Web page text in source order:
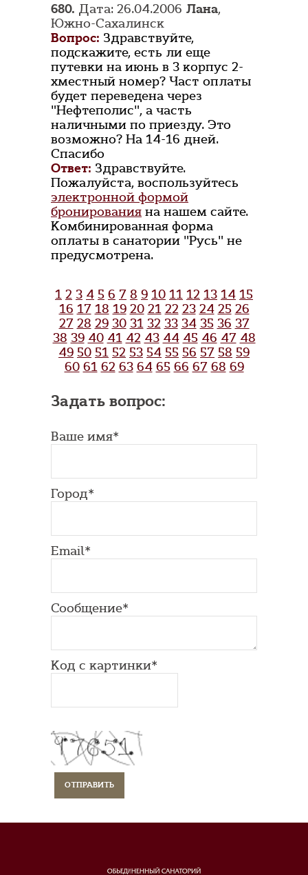
680. Дата: 26.04.2006 Лана,
Южно-Сахалинск
Вопрос: Здравствуйте,
подскажите, есть ли еще
путевки на июнь в 3 корпус 2-
хместный номер? Част оплаты
будет переведена через
"Нефтеполис", а часть
наличными по приезду. Это
возможно? На 14-16 дней.
Спасибо
Ответ: Здравствуйте.
Пожалуйста, воспользуйтесь
электронной формой
бронирования на нашем сайте.
Комбинированная форма
оплаты в санатории "Русь" не
предусмотрена.
1 2 3 4 5 6 7 8 9 10 11 12 13 14 15
16 17 18 19 20 21 22 23 24 25 26
27 28 29 30 31 32 33 34 35 36 37
38 39 40 41 42 43 44 45 46 47 48
49 50 51 52 53 54 55 56 57 58 59
60 61 62 63 64 65 66 67 68 69
Задать вопрос:
Ваше имя*
Город*
Email*
Сообщение*
Код с картинки*